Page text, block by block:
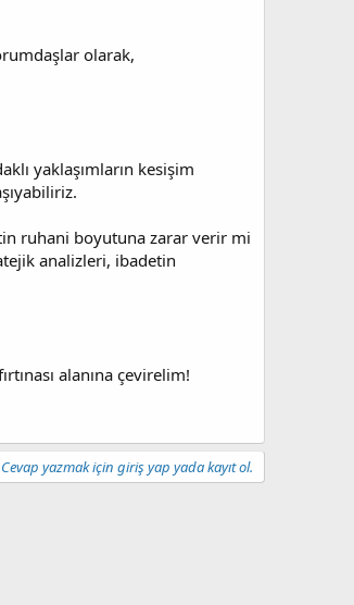
olarak,
yaklaşımların kesişim
ruhani boyutuna zarar verir mi
analizleri, ibadetin
alanına çevirelim!
Cevap yazmak için giriş yap yada kayıt ol.